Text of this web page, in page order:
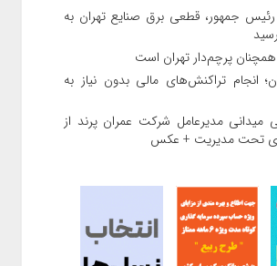
جمهور، قطعی برق صنایع تهران به
همچنان پرچم‌دار تهران است
انجام تراکنش‌های مالی بدون نیاز به
میدانی مدیرعامل شرکت عمران پرند از
تحت مدیریت + عکس